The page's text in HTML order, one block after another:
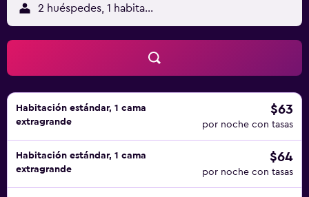
2 huéspedes, 1 habitación
Habitación estándar, 1 cama
extragrande
$63
por noche con tasas
Habitación estándar, 1 cama
extragrande
$64
por noche con tasas